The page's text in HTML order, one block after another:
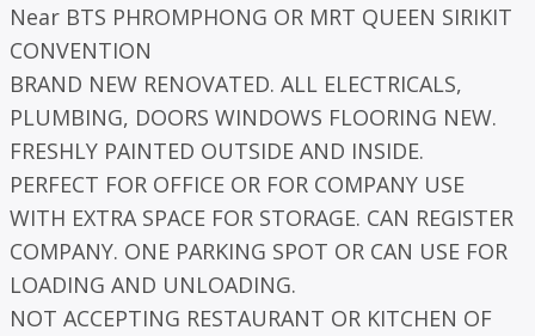
Near BTS PHROMPHONG OR MRT QUEEN SIRIKIT
CONVENTION
BRAND NEW RENOVATED. ALL ELECTRICALS,
PLUMBING, DOORS WINDOWS FLOORING NEW.
FRESHLY PAINTED OUTSIDE AND INSIDE.
PERFECT FOR OFFICE OR FOR COMPANY USE
WITH EXTRA SPACE FOR STORAGE. CAN REGISTER
COMPANY. ONE PARKING SPOT OR CAN USE FOR
LOADING AND UNLOADING.
NOT ACCEPTING RESTAURANT OR KITCHEN OF